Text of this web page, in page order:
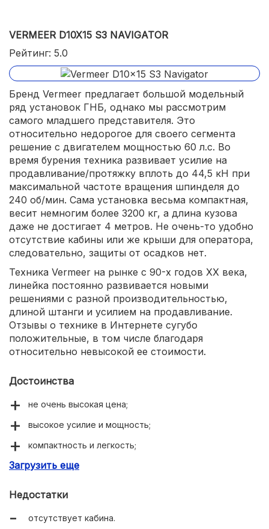
VERMEER D10X15 S3 NAVIGATOR
Рейтинг: 5.0
Бренд Vermeer предлагает большой модельный
ряд установок ГНБ, однако мы рассмотрим
самого младшего представителя. Это
относительно недорогое для своего сегмента
решение с двигателем мощностью 60 л.с. Во
время бурения техника развивает усилие на
продавливание/протяжку вплоть до 44,5 кН при
максимальной частоте вращения шпинделя до
240 об/мин. Сама установка весьма компактная,
весит немногим более 3200 кг, а длина кузова
даже не достигает 4 метров. Не очень-то удобно
отсутствие кабины или же крыши для оператора,
следовательно, защиты от осадков нет.
Техника Vermeer на рынке с 90-х годов ХХ века,
линейка постоянно развивается новыми
решениями с разной производительностью,
длиной штанги и усилием на продавливание.
Отзывы о технике в Интернете сугубо
положительные, в том числе благодаря
относительно невысокой ее стоимости.
Достоинства
не очень высокая цена;
высокое усилие и мощность;
компактность и легкость;
легкий контроль бурения.
Загрузить еще
Недостатки
отсутствует кабина.